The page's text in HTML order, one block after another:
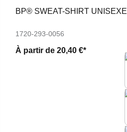
BP® SWEAT-SHIRT UNISEXE
1720-293-0056
À partir de 20,40 €*